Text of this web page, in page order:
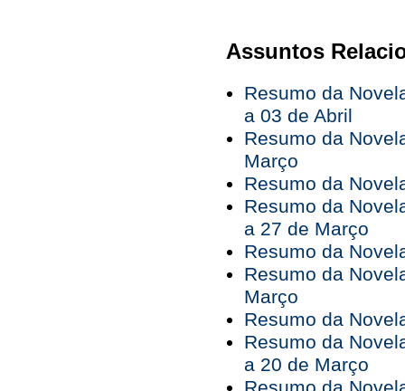
Assuntos
Resumo da
a 03 de Abril
Resumo da
Março
Resumo da
Resumo da
a 27 de Março
Resumo da
Resumo da
Março
Resumo da
Resumo da
a 20 de Março